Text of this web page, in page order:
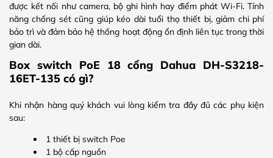
được kết nối như camera, bộ ghi hình hay điểm phát Wi-Fi. Tính
năng chống sét cũng giúp kéo dài tuổi thọ thiết bị, giảm chi phí
bảo trì và đảm bảo hệ thống hoạt động ổn định liên tục trong thời
gian dài.
Box switch PoE 18 cổng Dahua DH-S3218-
16ET-135 có gì?
Khi nhận hàng quý khách vui lòng kiểm tra đầy đủ các phụ kiện
sau:
1 thiết bị switch Poe
1 bộ cấp nguồn